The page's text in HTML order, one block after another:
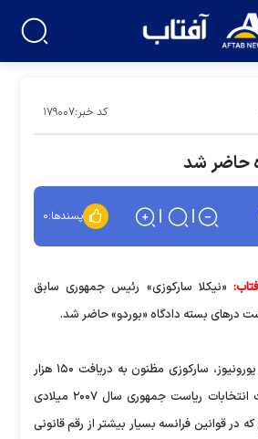
کد خبر:۱۷۹۰۰۷
حاضر شد
پسندها:۰
«نیکلا سارکوزی» رئیس جمهوری سابق
درهای بسته دادگاه «بوردو» حاضر شد.
به گزارش ایلنا به نقل از یورونیوز، سارکوزی مظنون به دریافت ۱۵۰ هزار
یورو پول نقد در تبلیغات انتخابات ریاست جمهوری سال ۲۰۰۷ میلادی
در قوانین فرانسه بسیار بیشتر از رقم قانونی